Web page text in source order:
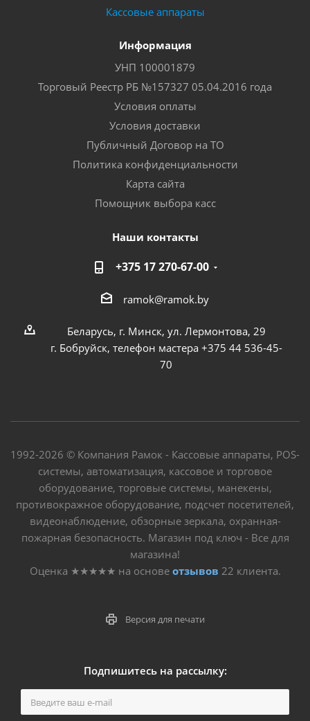
Кассовые аппараты
Информация
УНП 100001879
Торговый Реестр РБ №157327 05.04.2016 года
Условия оплаты
Условия доставки
Публичный Договор на ТО
Политика конфиденциальности
Карта сайта
Помощник выбора касс
Наши контакты
+375 17 270-67-00
ramok@ramok.by
Беларусь, г. Минск, ул. Лермонтова, 29
г. Бобруйск, телефон мастера +375 44 536-45-
70
1992-2026 © Компания Рамок - Кассовые аппараты, POS-
системы, автоматизация, кассовое и торговое
оборудование, торговые системы, манекены,
противокражное оборудование, подсчет посетителей,
видеонаблюдение, обзорные зеркала, охранная-
пожарная безопасность. Магазин под ключ - Все для
магазина!
Оценка ★★★★★ на основе отзывов 22 клиента.
Версия для печати
Подпишитесь на рассылку: